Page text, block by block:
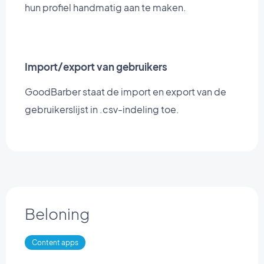
hun profiel handmatig aan te maken.
Import/export van gebruikers
GoodBarber staat de import en export van de
gebruikerslijst in .csv-indeling toe.
Beloning
Content apps